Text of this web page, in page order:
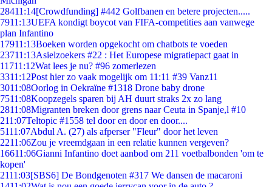
28411:14[Crowdfunding] #442 Golfbanen en betere projecten.....
7911:13UEFA kondigt boycot van FIFA-competities aan vanwege
plan Infantino
17911:13Boeken worden opgekocht om chatbots te voeden
23711:13Asielzoekers #22 : Het Europese migratiepact gaat in
11711:12Wat lees je nu? #96 zomerlezen
3311:12Post hier zo vaak mogelijk om 11:11 #39 Vanz11
3011:08Oorlog in Oekraïne #1318 Drone baby drone
7511:08Koopzegels sparen bij AH duurt straks 2x zo lang
2811:08Migranten breken door grens naar Ceuta in Spanje,l #10
211:07Teltopic #1558 tel door en door en door....
5111:07Abdul A. (27) als afperser "Fleur" door het leven
2211:06Zou je vreemdgaan in een relatie kunnen vergeven?
16611:06Gianni Infantino doet aanbod om 211 voetbalbonden 'om te
kopen'
2111:03[SBS6] De Bondgenoten #317 We dansen de macaroni